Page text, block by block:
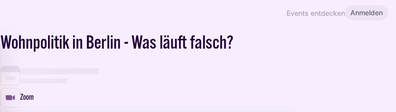
Events entdecken Anmelden
Wohnpolitik in Berlin - Was läuft falsch?
Zoom